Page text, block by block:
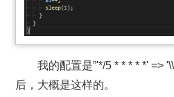
我的配置是”'*/5 * * * * *' =>
后，大概是这样的。